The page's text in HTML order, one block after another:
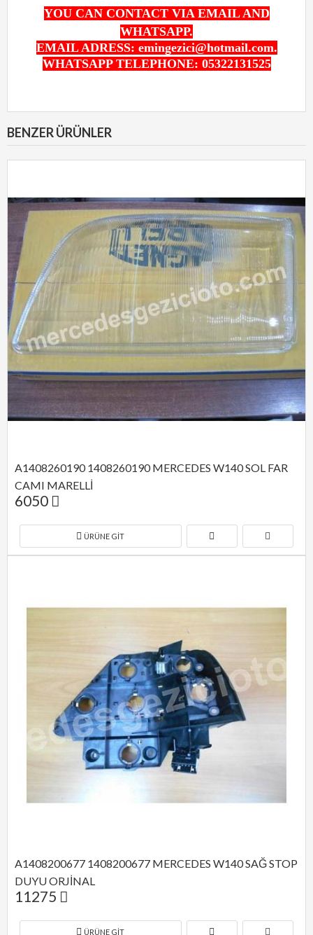
YOU CAN CONTACT VIA EMAIL AND
WHATSAPP.
EMAIL ADRESS: emingezici@hotmail.com.
WHATSAPP TELEPHONE: 05322131525
BENZER ÜRÜNLER
A1408260190 1408260190 MERCEDES W140 SOL FAR
CAMI MARELLİ
6050
ÜRÜNE GIT
A1408200677 1408200677 MERCEDES W140 SAĞ STOP
DUYU ORJİNAL
11275
ÜRÜNE GIT